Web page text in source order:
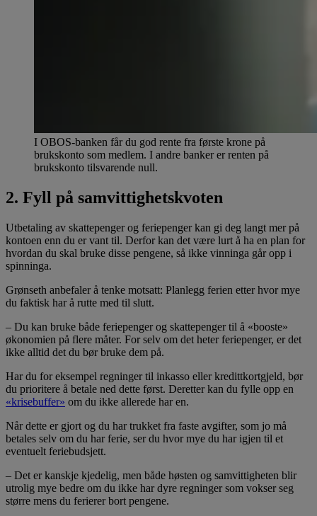
I OBOS-banken får du god rente fra første krone på
brukskonto som medlem. I andre banker er renten på
brukskonto tilsvarende null.
2. Fyll på samvittighetskvoten
Utbetaling av skattepenger og feriepenger kan gi deg langt mer på
kontoen enn du er vant til. Derfor kan det være lurt å ha en plan for
hvordan du skal bruke disse pengene, så ikke vinninga går opp i
spinninga.
Grønseth anbefaler å tenke motsatt: Planlegg ferien etter hvor mye
du faktisk har å rutte med til slutt.
– Du kan bruke både feriepenger og skattepenger til å «booste»
økonomien på flere måter. For selv om det heter feriepenger, er det
ikke alltid det du bør bruke dem på.
Har du for eksempel regninger til inkasso eller kredittkortgjeld, bør
du prioritere å betale ned dette først. Deretter kan du fylle opp en
«krisebuffer» om du ikke allerede har en.
Når dette er gjort og du har trukket fra faste avgifter, som jo må
betales selv om du har ferie, ser du hvor mye du har igjen til et
eventuelt feriebudsjett.
– Det er kanskje kjedelig, men både høsten og samvittigheten blir
utrolig mye bedre om du ikke har dyre regninger som vokser seg
større mens du ferierer bort pengene.